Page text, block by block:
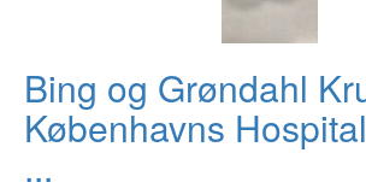
Bing og Grøndahl
Københavns
...